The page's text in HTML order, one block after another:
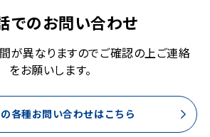
でのお問い合わせ
が異なりますのでご確認の上ご連絡
をお願いします。
各種お問い合わせはこちら